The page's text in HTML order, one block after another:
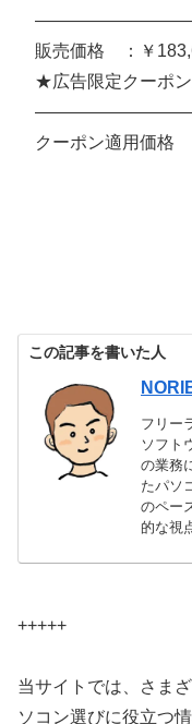
販売価格 ：￥
★広告限定クーポ
クーポン適用価格
この記事を書いた人
フリー
ソフト
の業務
たパソ
のペー
的な視
+++++
当サイトでは、さま
ソコン選びに役立つ